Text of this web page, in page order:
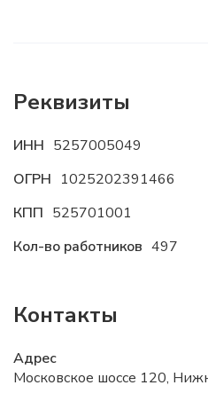
Реквизиты
ИНН 5257005049
ОГРН 1025202391466
КПП 525701001
Кол-во работников 497
Контакты
Адрес
Московское шоссе 120,